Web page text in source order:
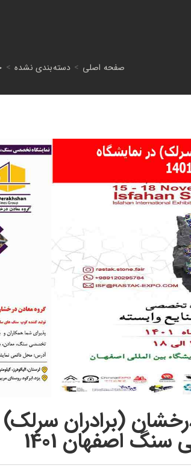
صفحه اصلی > دسته‌بندی نشده >
(برادران سرلک)
سنگ اصفهان 1401